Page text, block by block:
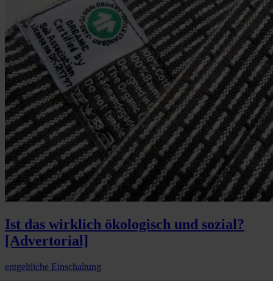
Ist das wirklich ökologisch und sozial?
[Advertorial]
entgeltliche Einschaltung